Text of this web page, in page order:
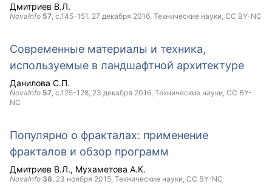
Дмитриев В.Л.
NovaInfo 57 , с.145-151, 27 декабря 2016 , Технические науки, CC BY-NC
Современные материалы и техника,
используемые в ландшафтной архитектуре
Данилова С.П.
NovaInfo 57 , с.125-128, 23 декабря 2016 , Технические науки, CC BY-
NC
Популярно о фракталах: применение
фракталов и обзор программ
Дмитриев В.Л. Мухаметова А.К.
NovaInfo 38 23 ноября 2015 , Технические науки, CC BY-NC